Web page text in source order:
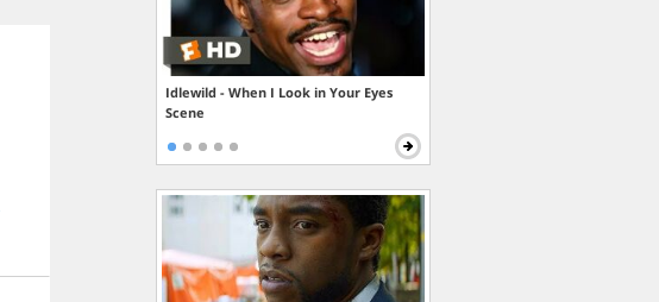
Idlewild - When I Look in Your Eyes
Scene